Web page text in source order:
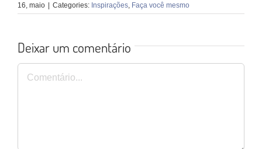
16, maio Categories: Inspirações, Faça você mesmo
Deixar um comentário
Comentário